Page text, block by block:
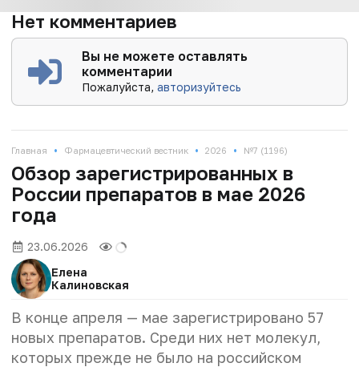
Нет комментариев
Вы не можете оставлять
комментарии
Пожалуйста,авторизуйтесь
Главная • Фармацевтический вестник • 2026 • №7 (1196)
Обзор зарегистрированных в
России препаратов в мае 2026
года
23.06.2026
Елена
Калиновская
В конце апреля — мае зарегистрировано 57
новых препаратов. Среди них нет молекул,
которых прежде не было на российском